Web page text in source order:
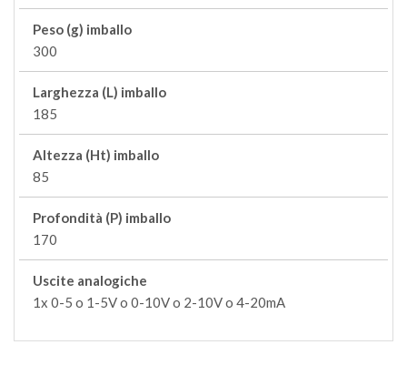
Peso (g) imballo
300
Larghezza (L) imballo
185
Altezza (Ht) imballo
85
Profondità (P) imballo
170
Uscite analogiche
1x 0-5 o 1-5V o 0-10V o 2-10V o 4-20mA